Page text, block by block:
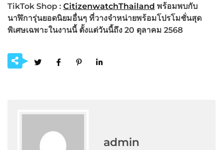
TikTok Shop : CitizenwatchThailand พร้อมพบกับ
นาฬิการุ่นยอดนิยมอื่นๆ ที่วางจำหน่ายพร้อมโปรโมชั่นสุด
พิเศษเฉพาะในงานนี้ ตั้งแต่วันนี้ถึง 20 ตุลาคม 2568
admin